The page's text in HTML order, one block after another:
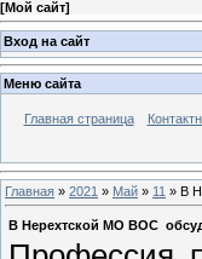
[Мой сайт]
Вход на сайт
Меню сайта
Главная страница
Главная » 2021 » Май » 11 » В
В Нерехтской МО ВОС